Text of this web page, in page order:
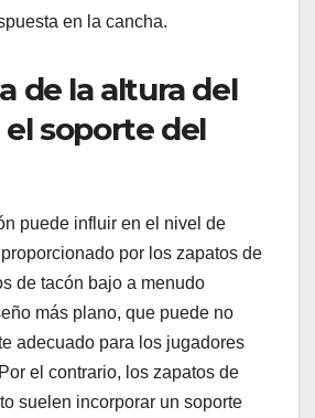
en la cancha.
de la altura del
soporte del
puede influir en el nivel de
por los zapatos de
de tacón bajo a menudo
más plano, que puede no
adecuado para los jugadores
el contrario, los zapatos de
suelen incorporar un soporte